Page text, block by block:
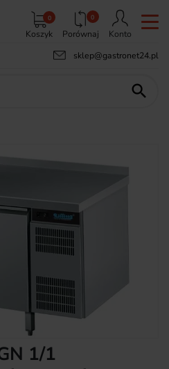
Koszyk
0 0
Porównaj
Konto
sklep@gastronet24.pl

1/1